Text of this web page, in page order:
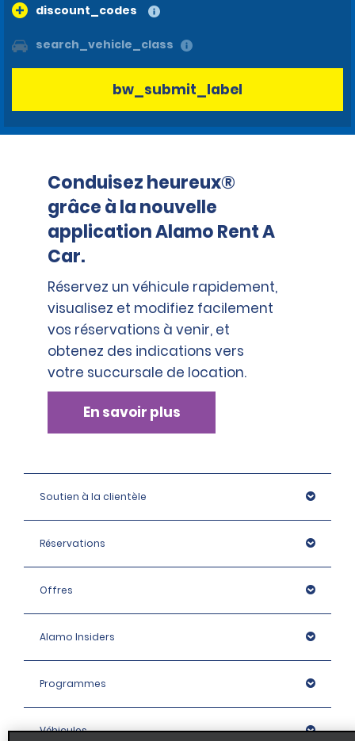
discount_codes
search_vehicle_class
bw_submit_label
Conduisez heureux®
grâce à la nouvelle
application Alamo Rent A
Car.
Réservez un véhicule rapidement,
visualisez et modifiez facilement
vos réservations à venir, et
obtenez des indications vers
votre succursale de location.
En savoir plus
Soutien à la clientèle
Réservations
Offres
Alamo Insiders
Programmes
Véhicules